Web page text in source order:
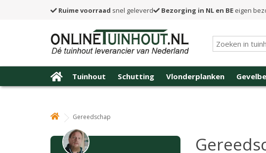
Ruime voorraad snel geleverd Bezorging in NL en BE eigen
Tuinhout Schutting Vlonderplanken
Gereedschap